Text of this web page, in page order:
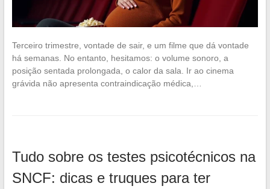
Terceiro trimestre, vontade de sair, e um filme que dá vontade
há semanas. No entanto, hesitamos: o volume sonoro, a
posição sentada prolongada, o calor da sala. Ir ao cinema
grávida não apresenta contraindicação médica,…
Tudo sobre os testes psicotécnicos na
SNCF: dicas e truques para ter